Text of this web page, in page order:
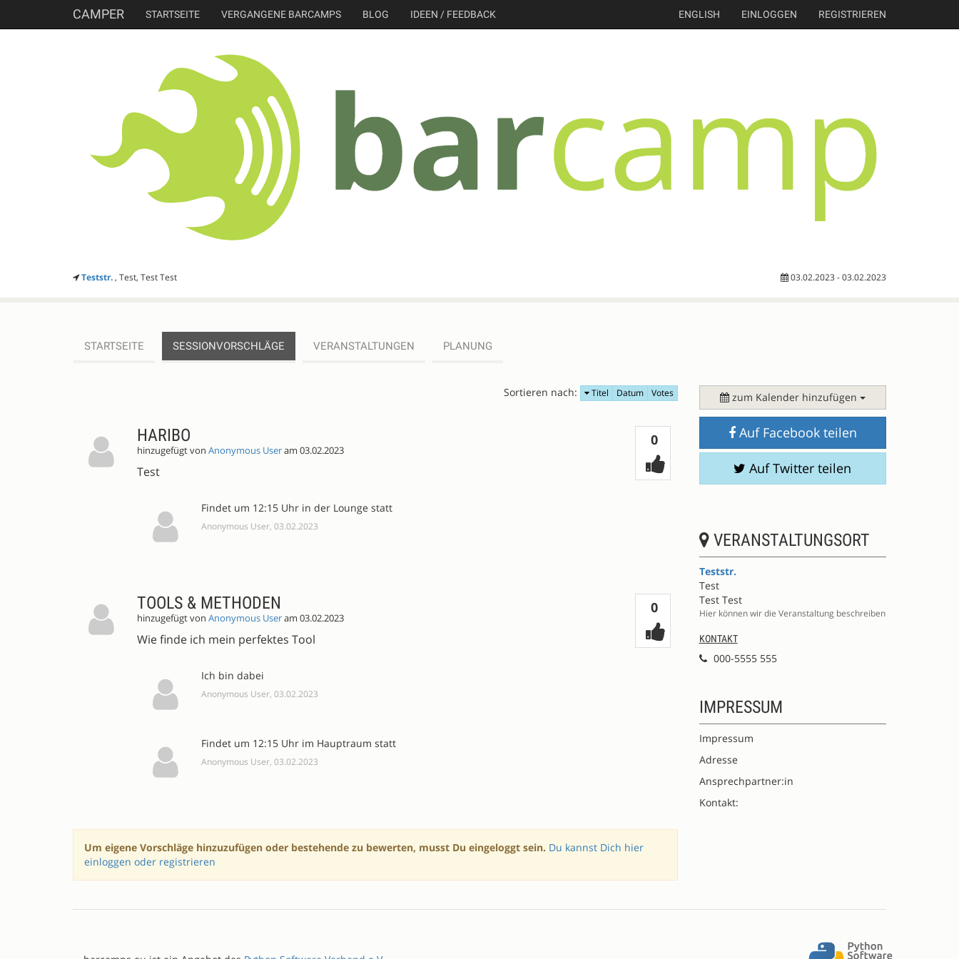
CAMPER STARTSEITE VERGANGENE BARCAMPS BLOG IDEEN / FEEDBACK ENGLISH EINLOGGEN REGISTRIEREN
Teststr., Test, Test Test 03.02.2023 - 03.02.2023
STARTSEITE SESSIONVORSCHLÄGE VERANSTALTUNGEN PLANUNG
Sortieren nach: Titel Datum Votes
0Votes
HARIBO
hinzugefügt von Anonymous Useram 03.02.2023
Test
Findet um 12:15 Uhr in der Lounge statt
Anonymous User, 03.02.2023
0Votes
TOOLS & METHODEN
hinzugefügt von Anonymous Useram 03.02.2023
Wie finde ich mein perfektes Tool
Ich bin dabei
Anonymous User, 03.02.2023
Findet um 12:15 Uhr im Hauptraum statt
Anonymous User, 03.02.2023
Um eigene Vorschläge hinzuzufügen oder bestehende zu bewerten, musst Du eingeloggt sein. Du kannst Dich hier
einloggen oder registrieren
zum Kalender hinzufügen
Auf Facebook teilen
Auf Twitter teilen
VERANSTALTUNGSORT
Teststr.
Test
Test Test
Hier können wir die Veranstaltung beschreiben
KONTAKT
000-5555 555
IMPRESSUM
Impressum
Adresse
Ansprechpartner:in
Kontakt: